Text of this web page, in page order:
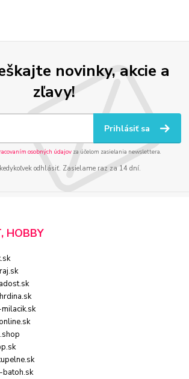
novinky, akcie a
zľavy!
Prihlásiť sa
osobných údajov za účelom zasielania newslettera.
odhlásiť. Zasielame raz za 14 dní.
HOBBY